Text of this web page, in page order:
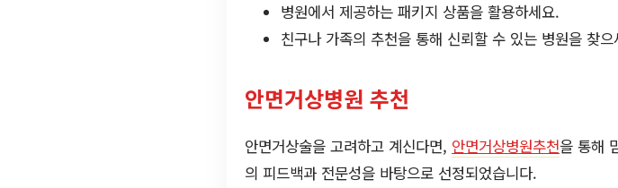
병원에서 제공하는 패키지 상품을 활용하세요.
친구나 가족의 추천을 통해 신뢰할 수 있는 병원을 찾으
안면거상병원 추천
안면거상술을 고려하고 계신다면, 안면거상병원추천을 통해
의 피드백과 전문성을 바탕으로 선정되었습니다.